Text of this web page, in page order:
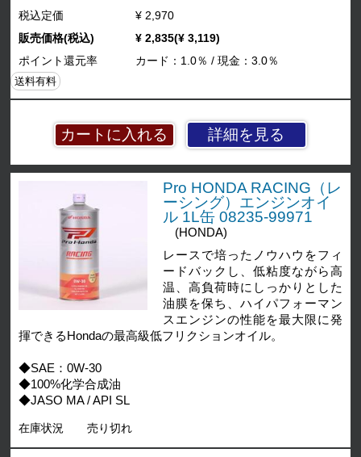
詳細を見る
税込定価
¥ 2,970
販売価格(税込)
¥ 2,835(¥ 3,119)
ポイント還元率
カード：1.0％ / 現金：3.0％
送料有料
Pro HONDA RACING（レ
ーシング）エンジンオイ
ル 1L缶 08235-99971
(HONDA)
レースで培ったノウハウをフィ
ードバックし、低粘度ながら高
温、高負荷時にしっかりとした
油膜を保ち、ハイパフォーマン
スエンジンの性能を最大限に発
揮できるHondaの最高級低フリクションオイル。
◆SAE：0W-30
◆100%化学合成油
◆JASO MA / API SL
在庫状況 売り切れ